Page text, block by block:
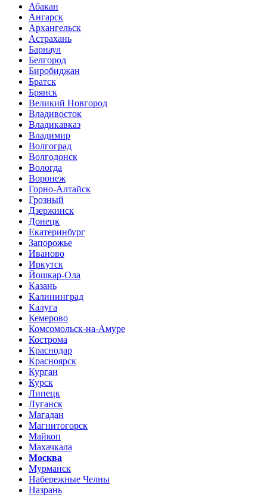
Абакан
Ангарск
Архангельск
Астрахань
Барнаул
Белгород
Биробиджан
Братск
Брянск
Великий Новгород
Владивосток
Владикавказ
Владимир
Волгоград
Волгодонск
Вологда
Воронеж
Горно-Алтайск
Грозный
Дзержинск
Донецк
Екатеринбург
Запорожье
Иваново
Иркутск
Йошкар-Ола
Казань
Калининград
Калуга
Кемерово
Комсомольск-на-Амуре
Кострома
Краснодар
Красноярск
Курган
Курск
Липецк
Луганск
Магадан
Магнитогорск
Майкоп
Махачкала
Москва
Мурманск
Набережные Челны
Назрань